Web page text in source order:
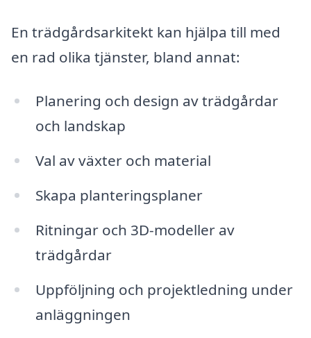
En trädgårdsarkitekt kan hjälpa till med
en rad olika tjänster, bland annat:
Planering och design av trädgårdar
och landskap
Val av växter och material
Skapa planteringsplaner
Ritningar och 3D-modeller av
trädgårdar
Uppföljning och projektledning under
anläggningen